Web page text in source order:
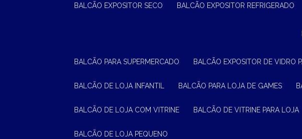
BALCÃO EXPOSITOR SECO BALCÃO EXPOSITOR REFRIGERADO
BALCÃO PARA SUPERMERCADO BALCÃO EXPOSITOR DE VIDRO
BALCÃO DE LOJA INFANTIL BALCÃO PARA LOJA DE GAMES
BALCÃO DE LOJA COM VITRINE BALCÃO DE VITRINE PARA LOJA
BALCÃO DE LOJA PEQUENO